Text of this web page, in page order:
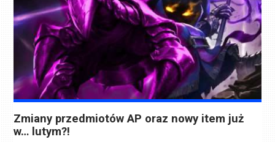
Zmiany przedmiotów AP oraz nowy item już
w… lutym?!